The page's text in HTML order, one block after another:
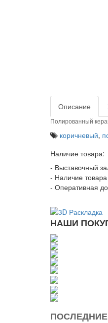
Описание
Полированный
коричневый,
Наличие товара:
- Выставочный
- Наличие
- Оперативная
НАШИ